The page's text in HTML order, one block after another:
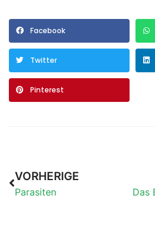
Facebook
Twitter
Pinterest
VORHERIGE
Parasiten